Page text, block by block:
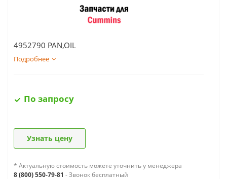
4952790 PAN,OIL
Подробнее
По запросу
Узнать цену
* Актуальную стоимость можете уточнить у менеджера
8 (800) 550-79-81 - Звонок бесплатный